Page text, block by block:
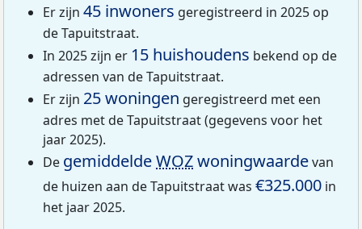
Er zijn 45 inwoners geregistreerd in 2025 op
de Tapuitstraat.
In 2025 zijn er 15 huishoudens bekend op de
adressen van de Tapuitstraat.
Er zijn 25 woningen geregistreerd met een
adres met de Tapuitstraat (gegevens voor het
jaar 2025).
De gemiddeldeWOZwoningwaardevan
de huizen aan de Tapuitstraat was €325.000 in
het jaar 2025.